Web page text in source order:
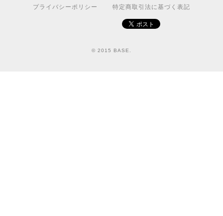
プライバシーポリシー 特定商取引法に基づく表記
© 2015 BASE.